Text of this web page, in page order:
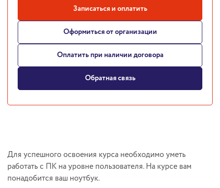
Записаться и оплатить
Оформиться от организации
Оплатить при наличии договора
Обратная связь
Для успешного освоения курса необходимо уметь
работать с ПК на уровне пользователя. На курсе вам
понадобится ваш ноутбук.